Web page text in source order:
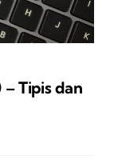
Tipis dan